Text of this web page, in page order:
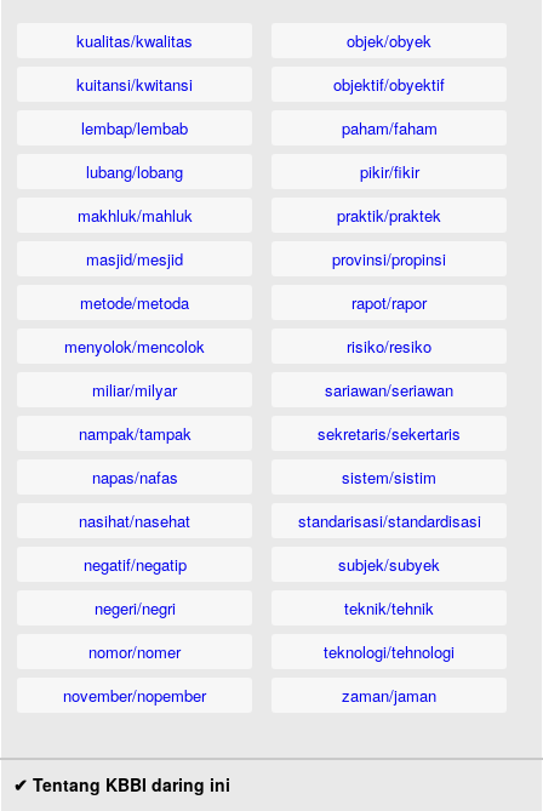
kualitas/kwalitas
kuitansi/kwitansi
lembap/lembab
lubang/lobang
makhluk/mahluk
masjid/mesjid
metode/metoda
menyolok/mencolok
miliar/milyar
nampak/tampak
napas/nafas
nasihat/nasehat
negatif/negatip
negeri/negri
nomor/nomer
november/nopember
objek/obyek
objektif/obyektif
paham/faham
pikir/fikir
praktik/praktek
provinsi/propinsi
rapot/rapor
risiko/resiko
sariawan/seriawan
sekretaris/sekertaris
sistem/sistim
standarisasi/standardisasi
subjek/subyek
teknik/tehnik
teknologi/tehnologi
zaman/jaman
✔ Tentang KBBI daring ini